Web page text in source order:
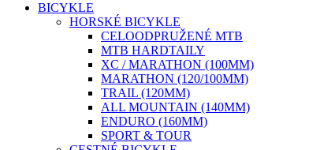
BICYKLE
HORSKÉ BICYKLE
CELOODPRUŽENÉ MTB
MTB HARDTAILY
XC / MARATHON (100MM)
MARATHON (120/100MM)
TRAIL (120MM)
ALL MOUNTAIN (140MM)
ENDURO (160MM)
SPORT & TOUR